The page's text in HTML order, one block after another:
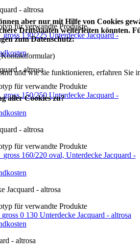
- altrosa
für verwandte Produkte
130/225 Unterdecke Jacquard -
- altrosa
für verwandte Produkte
150/250 Unterdecke Jacquard -
- altrosa
für verwandte Produkte
160/220 oval, Unterdecke Jacquard -
Jacquard - altrosa
für verwandte Produkte
0 130 Unterdecke Jacquard - altrosa
- altrosa
aber nur mit Hilfe von Cookies
Drittstaaten weiterleiten könnten.
zum Datenschutz:
und wie sie funktionieren, erfahren Sie
aller Cookies zu?